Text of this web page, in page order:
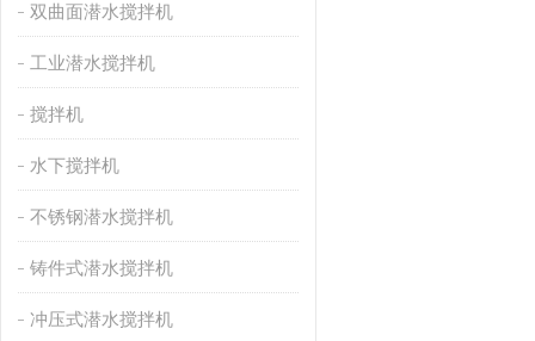
双曲面潜水搅拌机
工业潜水搅拌机
搅拌机
水下搅拌机
不锈钢潜水搅拌机
铸件式潜水搅拌机
冲压式潜水搅拌机